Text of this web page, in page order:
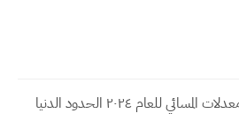
المسائي للعام ٢٠٢٤ الحدود الدنيا